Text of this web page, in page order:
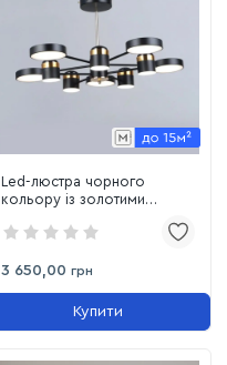
Led-люстра чорного
кольору із золотими
плафонів, до 25 м² Sirius B
3 650,00 грн
Купити